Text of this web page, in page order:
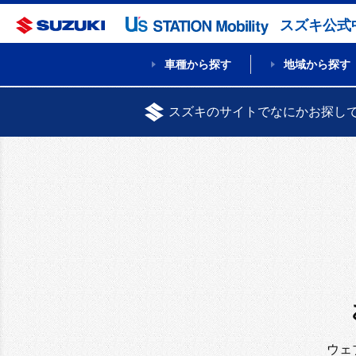
スズキ公式
車種から探す 地域から探す
スズキのサイトでなにかお探し
ウェ